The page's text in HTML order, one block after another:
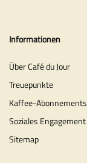
Informationen
Über Café du Jour
Treuepunkte
Kaffee-Abonnements
Soziales Engagement
Sitemap